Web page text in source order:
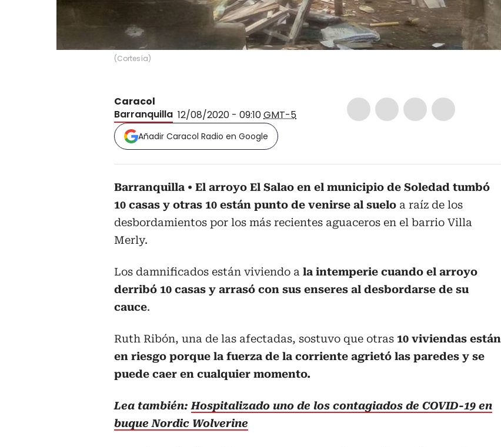
(Cortesía)
Caracol
Barranquilla 12/08/2020 - 09:10GMT-5
Añadir Caracol Radio en Google
Barranquilla
El arroyo El Salao en el municipio de Soledad tumbó
10 casas y otras 10 están punto de venirse al suelo a raíz de los
desbordamientos por los más recientes aguaceros en el barrio Villa
Merly.
Los damnificados están viviendo a la intemperie cuando el arroyo
derribó 10 casas y arrasó con sus enseres al desbordarse de su
cauce.
Ruth Ribón, una de las afectadas, sostuvo que otras 10 viviendas están
en riesgo porque la fuerza de la corriente agrietó las paredes y se
puede caer en cualquier momento.
Lea también:Hospitalizado uno de los contagiados de COVID-19 en
buque Nordic Wolverine